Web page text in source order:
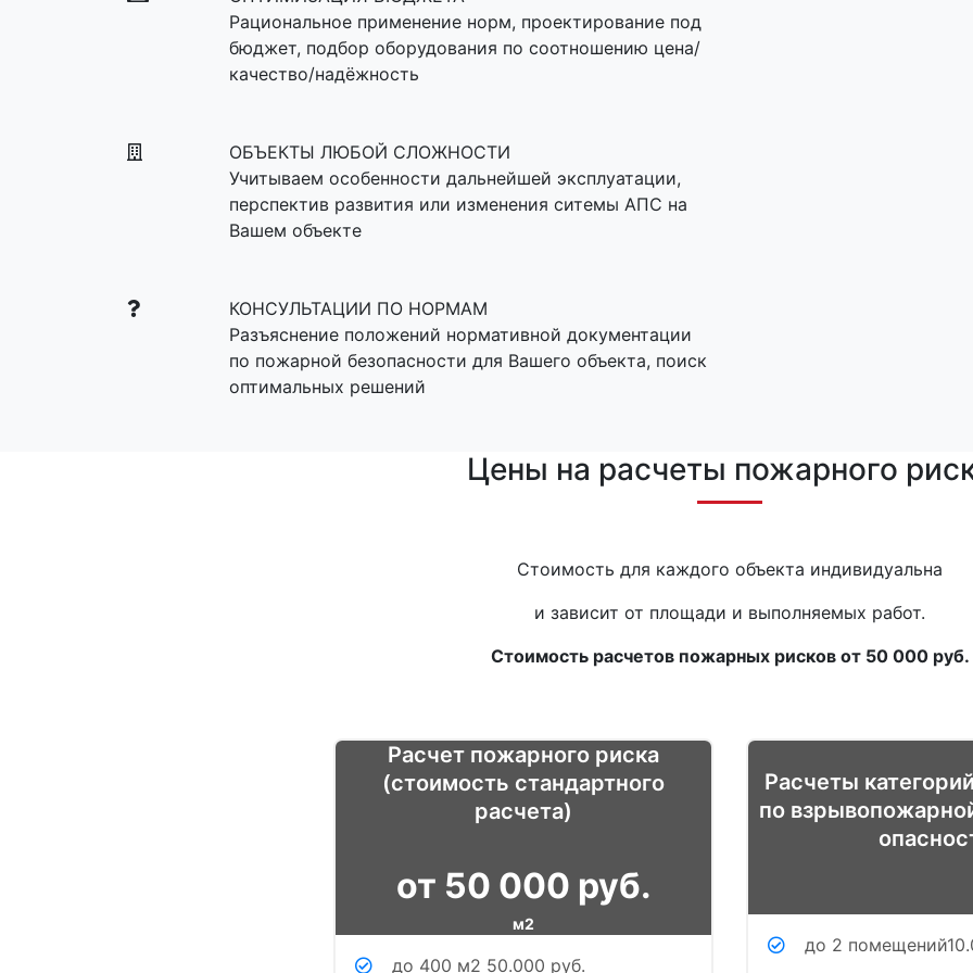
Рациональное применение норм, проектирование под
бюджет, подбор оборудования по соотношению цена/
качество/надёжность
ОБЪЕКТЫ ЛЮБОЙ СЛОЖНОСТИ
Учитываем особенности дальнейшей эксплуатации,
перспектив развития или изменения ситемы АПС на
Вашем объекте
КОНСУЛЬТАЦИИ ПО НОРМАМ
Разъяснение положений нормативной документации
по пожарной безопасности для Вашего объекта, поиск
оптимальных решений
Цены на расчеты пожарного
Стоимость для каждого объекта индивидуальна
и зависит от площади и выполняемых работ.
Стоимость расчетов пожарных рисков от 50 000 руб.
Расчет пожарного риска
(стоимость стандартного
расчета)
от 50 000 руб.
м2
до 400 м2 50.000 руб.
Расчеты
по
до 2